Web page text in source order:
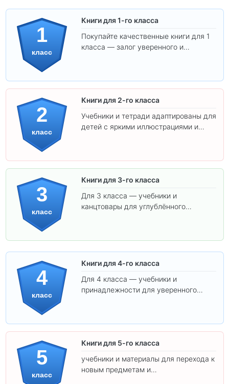
1
класс
Книги для 1-го класса
Покупайте качественные книги для 1
класса — залог уверенного и
2
класс
Книги для 2-го класса
Учебники и тетради адаптированы для
детей с яркими иллюстрациями и
3
класс
Книги для 3-го класса
Для 3 класса — учебники и
канцтовары для углублённого
4
класс
Книги для 4-го класса
Для 4 класса — учебники и
принадлежности для уверенного
5
класс
Книги для 5-го класса
учебники и материалы для перехода к
новым предметам и